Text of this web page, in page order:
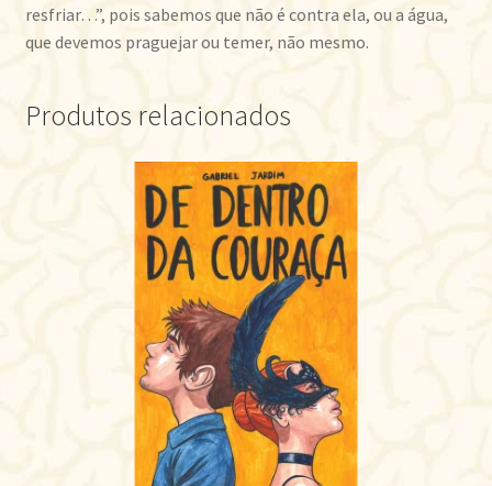
resfriar…”, pois sabemos que não é contra ela, ou a água,
que devemos praguejar ou temer, não mesmo.
Produtos relacionados